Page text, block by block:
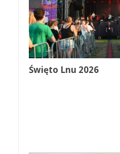
Święto Lnu 2026